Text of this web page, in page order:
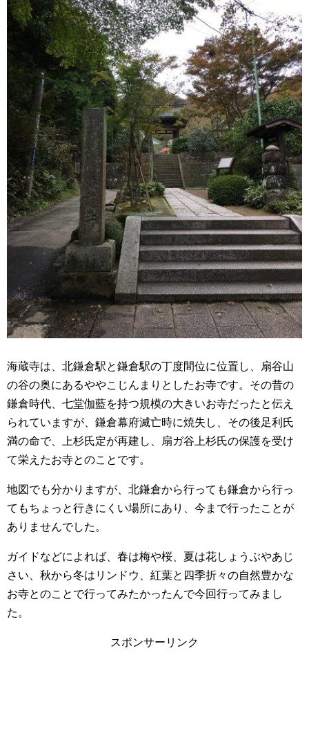
海蔵寺は、北鎌倉駅と鎌倉駅の丁度間位に位置し、扇谷山
の谷の奥にあるややこじんまりとしたお寺です。その昔の
鎌倉時代、七堂伽藍を持つ規模の大きいお寺だったと伝え
られていますが、鎌倉幕府滅亡時に焼失し、その後足利氏
満の命で、上杉氏定が再建し、扇ガ谷上杉氏の保護を受け
て栄えたお寺とのことです。
地図でも分かりますが、北鎌倉から行っても鎌倉から行っ
てもちょっと行きにくい場所にあり、今まで行ったことが
ありませんでした。
ガイドなどによれば、春は梅や桜、夏は花しょうぶやあじ
さい、秋から冬はリンドウ、紅葉と四季折々の自然豊かな
お寺とのことで行ってみたかったんで今回行ってみまし
た。
スポンサーリンク